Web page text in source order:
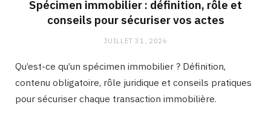
Spécimen immobilier : définition, rôle et
conseils pour sécuriser vos actes
JUILLET 31, 2026
Qu’est-ce qu’un spécimen immobilier ? Définition,
contenu obligatoire, rôle juridique et conseils pratiques
pour sécuriser chaque transaction immobilière.